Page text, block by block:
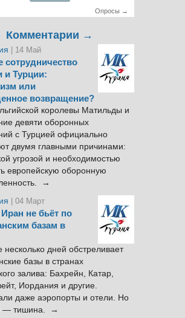
Опросы →
Комментарии →
| 14 Май
сотрудничество
и Турции:
или
возвращение?
королевы Матильды и
девяти оборонных
с Турцией официально
двумя главными причинами:
угрозой и необходимостью
европейскую оборонную
→
| 04 Март
не бьёт по
базам в
несколько дней обстреливает
базы в странах
залива: Бахрейн, Катар,
Иордания и другие.
даже аэропорты и отели. Но
— тишина. →